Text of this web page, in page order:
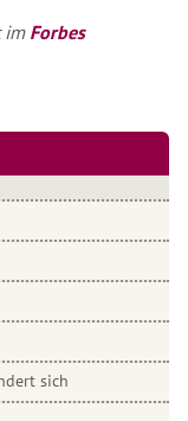
im Forbes
sich